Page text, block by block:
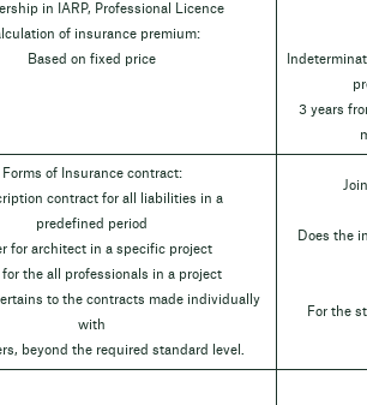
in IARP, Professional Licence
of insurance premium:
Based on fixed price
3 years
Forms of Insurance contract:
contract for all liabilities in a
predefined period
for architect in a specific project
for the all professionals in a project
to the contracts made individually
with
beyond the required standard level.
Does the
For the